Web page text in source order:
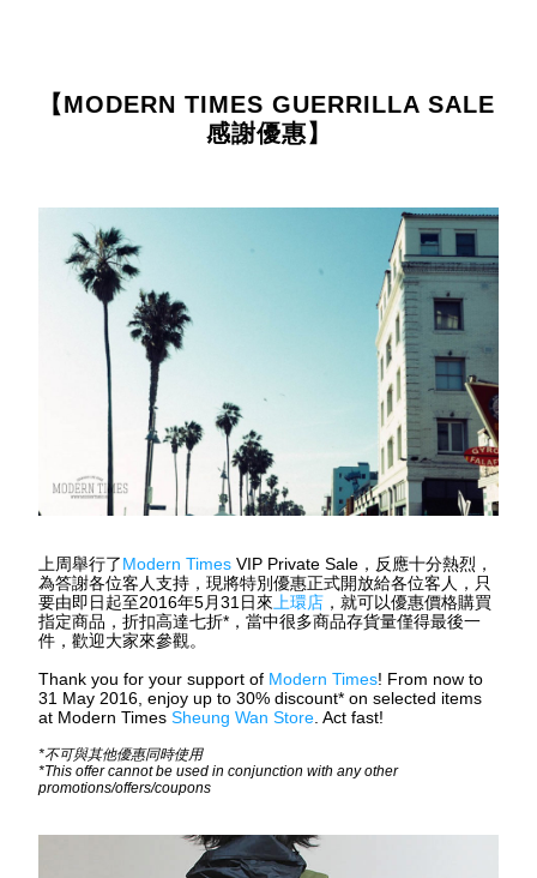
【MODERN TIMES GUERRILLA SALE
感謝優惠】
上周舉行了Modern Times VIP Private Sale ，反應十分熱烈，
為答謝各位客人支持，現將特別優惠正式開放給各位客人，只
要由即日起至2016年5月31 日來 上環店 ，就可以優惠價格購買
指定商品，折扣高達七折* ，當中很多商品存貨量僅得最後一
件，歡迎大家來參觀。
Thank you for your support of Modern Times! From now to
31 May 2016, enjoy up to 30% discount* on selected items
at Modern Times Sheung Wan Store . Act fast!
*不可與其他優惠同時使用
*This offer cannot be used in conjunction with any other
promotions/offers/coupons